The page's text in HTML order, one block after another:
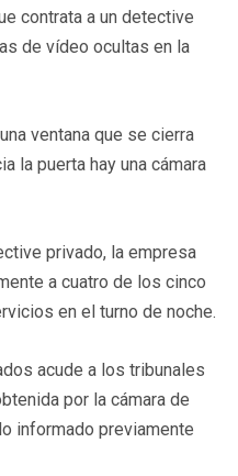
contrata a un detective
de vídeo ocultas en la
ventana que se cierra
la puerta hay una cámara
privado, la empresa
a cuatro de los cinco
en el turno de noche.
acude a los tribunales
por la cámara de
informado previamente